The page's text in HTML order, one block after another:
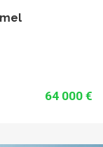
64 000 €